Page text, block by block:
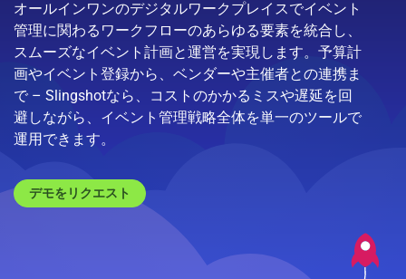
オールインワンのデジタルワークプレイスでイベント
管理に関わるワークフローのあらゆる要素を統合し、
スムーズなイベント計画と運営を実現します。予算計
画やイベント登録から、ベンダーや主催者との連携ま
で – Slingshotなら、コストのかかるミスや遅延を回
避しながら、イベント管理戦略全体を単一のツールで
運用できます。
デモをリクエスト